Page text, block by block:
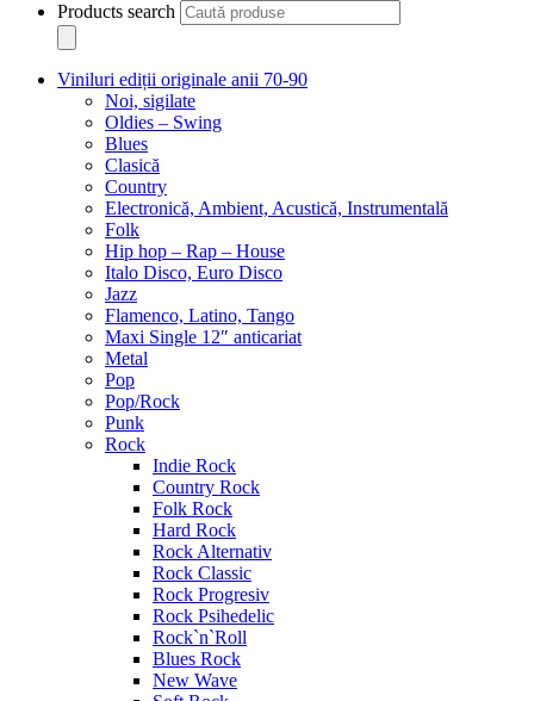
Products search
Viniluri ediții originale anii 70-90
Noi, sigilate
Oldies – Swing
Blues
Clasică
Country
Electronică, Ambient, Acustică, Instrumentală
Folk
Hip hop – Rap – House
Italo Disco, Euro Disco
Jazz
Flamenco, Latino, Tango
Maxi Single 12″ anticariat
Metal
Pop
Pop/Rock
Punk
Rock
Indie Rock
Country Rock
Folk Rock
Hard Rock
Rock Alternativ
Rock Classic
Rock Progresiv
Rock Psihedelic
Rock`n`Roll
Blues Rock
New Wave